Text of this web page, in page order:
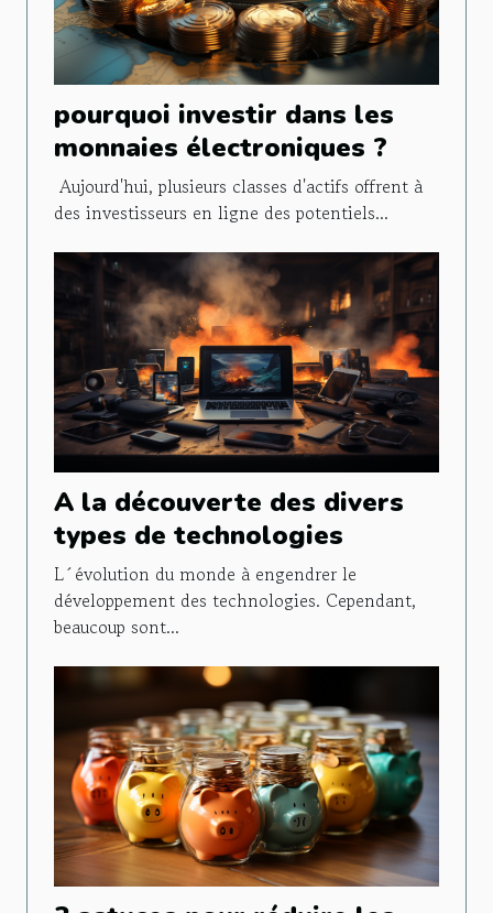
pourquoi investir dans les
monnaies électroniques ?
Aujourd'hui, plusieurs classes d'actifs offrent à
des investisseurs en ligne des potentiels...
A la découverte des divers
types de technologies
L´évolution du monde à engendrer le
développement des technologies. Cependant,
beaucoup sont...